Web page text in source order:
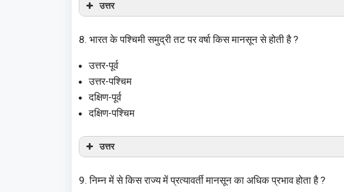
उत्तर
8. भारत के पश्चिमी समुद्री तट पर वर्षा किस मानसून से होती है ?
उत्तर-पूर्व
उत्तर-पश्चिम
दक्षिण-पूर्व
दक्षिण-पश्चिम
उत्तर
9. निम्न में से किस राज्य में प्रत्यावर्ती मानसून का अधिक प्रभाव होता है ?